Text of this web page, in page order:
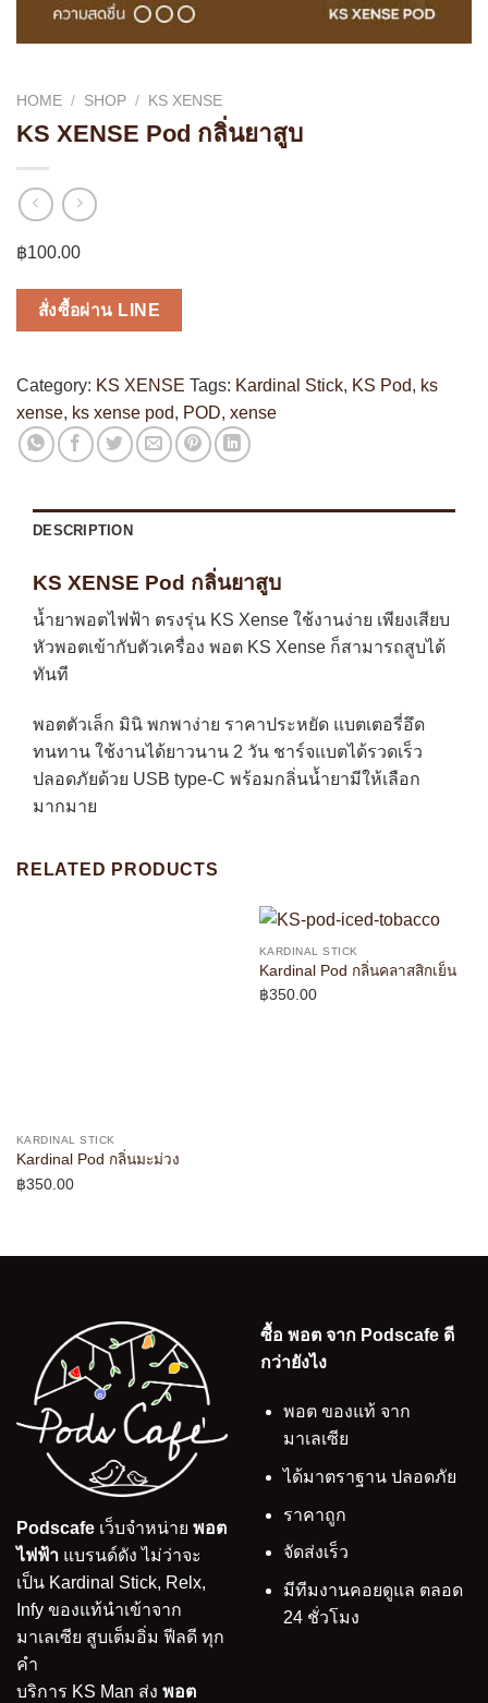
HOME / SHOP / KS XENSE
KS XENSE Pod กลิ่นยาสูบ
฿100.00
สั่งซื้อผ่าน LINE
Category: KS XENSE Tags: Kardinal Stick, KS Pod, ks
xense, ks xense pod, POD, xense
DESCRIPTION
KS XENSE Pod กลิ่นยาสูบ
น้ำยาพอตไฟฟ้า ตรงรุ่น KS Xense ใช้งานง่าย เพียงเสียบ
หัวพอตเข้ากับตัวเครื่อง พอต KS Xense ก็สามารถสูบได้
ทันที
พอตตัวเล็ก มินิ พกพาง่าย ราคาประหยัด แบตเตอรี่อึด
ทนทาน ใช้งานได้ยาวนาน 2 วัน ชาร์จแบตได้รวดเร็ว
ปลอดภัยด้วย USB type-C พร้อมกลิ่นน้ำยามีให้เลือก
มากมาย
RELATED PRODUCTS
KARDINAL STICK
Kardinal Pod กลิ่นมะม่วง
฿350.00
KARDINAL STICK
Kardinal Pod กลิ่นคลาสสิกเย็น
฿350.00
Podscafe เว็บจำหน่าย พอต
ไฟฟ้า แบรนด์ดัง ไม่ว่าจะ
เป็น Kardinal Stick, Relx,
Infy ของแท้นำเข้าจาก
มาเลเซีย สูบเต็มอิ่ม ฟีลดี ทุก
คำ
บริการ KS Man ส่ง พอต
ซื้อ พอต จาก Podscafe ดี
กว่ายังไง
พอต ของแท้ จาก
มาเลเซีย
ได้มาตราฐาน ปลอดภัย
ราคาถูก
จัดส่งเร็ว
มีทีมงานคอยดูแล ตลอด
24 ชั่วโมง